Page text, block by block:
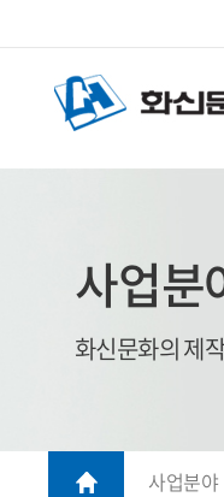
사업분
화신문화의 제
사업분야